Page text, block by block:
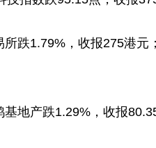
1.79%，收报275港元
地产跌1.29%，收报